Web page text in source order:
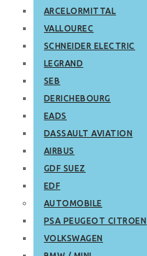
ARCELORMITTAL
VALLOUREC
SCHNEIDER ELECTRIC
LEGRAND
SEB
DERICHEBOURG
EADS
DASSAULT AVIATION
AIRBUS
GDF SUEZ
EDF
AUTOMOBILE
PSA PEUGEOT CITROEN
VOLKSWAGEN